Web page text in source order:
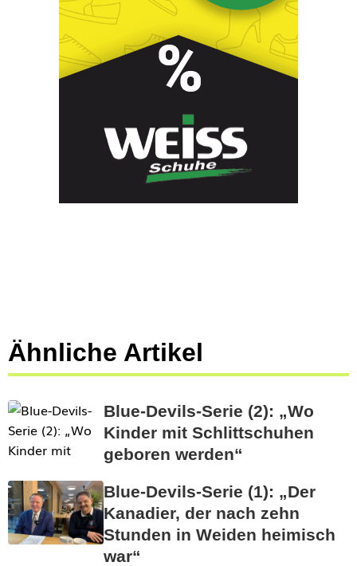
Ähnliche Artikel
Blue-Devils-Serie (2): „Wo
Kinder mit Schlittschuhen
geboren werden“
Blue-Devils-Serie (1): „Der
Kanadier, der nach zehn
Stunden in Weiden heimisch
war“